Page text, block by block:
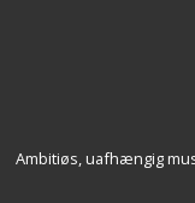
Ambitiøs, uafhængig